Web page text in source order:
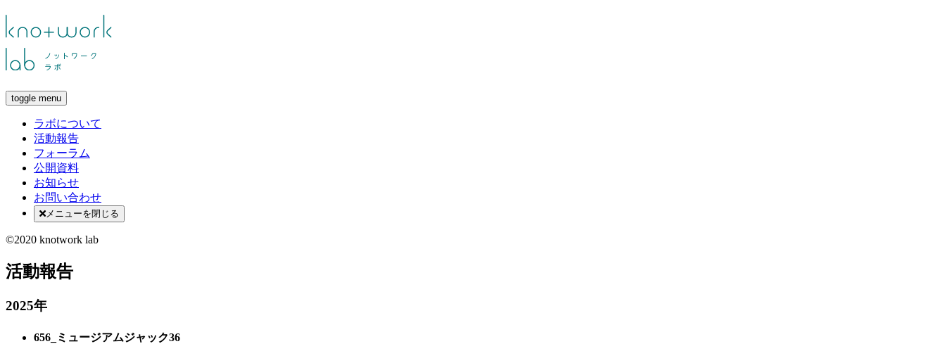
toggle menu
ラボについて
活動報告
フォーラム
公開資料
お知らせ
お問い合わせ
メニューを閉じる
©2020 knotwork lab
活動報告
2025年
656_ミュージアムジャック36